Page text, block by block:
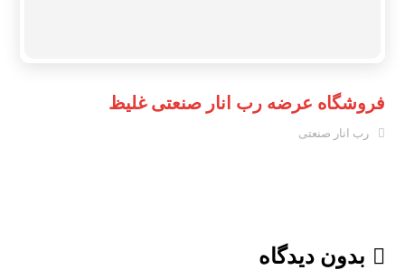
فروشگاه عرضه رب انار صنعتی غلیظ
رب انار صنعتی
بدون دیدگاه